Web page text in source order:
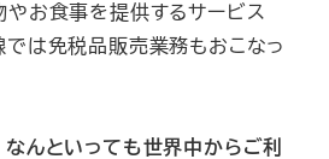
やお食事を提供するサービス
では免税品販売業務もおこなっ
なんといっても世界中からご利